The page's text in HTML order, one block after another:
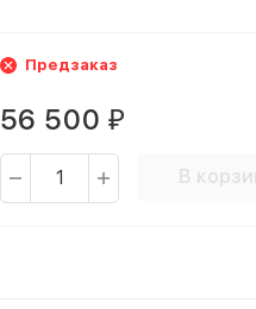
Предзаказ
56 500 ₽
В